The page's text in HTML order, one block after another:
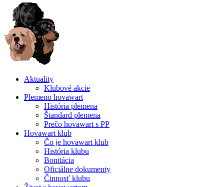
Aktuality
Klubové akcie
Plemeno hovawart
História plemena
Štandard plemena
Prečo hovawart s PP
Hovawart klub
Čo je hovawart klub
História klubu
Bonitácia
Oficiálne dokumenty
Činnosť klubu